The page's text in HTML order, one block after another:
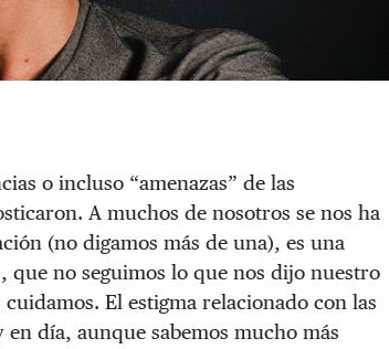
o incluso “amenazas” de las
A muchos de nosotros se nos ha
(no digamos más de una), es una
que no seguimos lo que nos dijo nuestro
El estigma relacionado con las
día, aunque sabemos mucho más